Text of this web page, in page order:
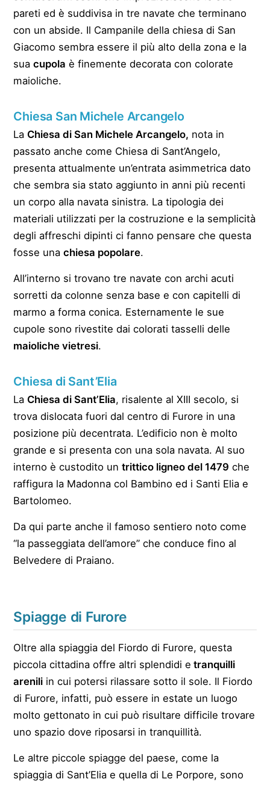
pareti ed è suddivisa in tre navate che terminano
con un abside. Il Campanile della chiesa di San
Giacomo sembra essere il più alto della zona e la
suacupola è finemente decorata con colorate
maioliche.
Chiesa San Michele Arcangelo
La Chiesa di San Michele Arcangelo, nota in
passato anche come Chiesa di Sant’Angelo,
presenta attualmente un’entrata asimmetrica dato
che sembra sia stato aggiunto in anni più recenti
un corpo alla navata sinistra. La tipologia dei
materiali utilizzati per la costruzione e la semplicità
degli affreschi dipinti ci fanno pensare che questa
fosse unachiesa popolare.
All’interno si trovano tre navate con archi acuti
sorretti da colonne senza base e con capitelli di
marmo a forma conica. Esternamente le sue
cupole sono rivestite dai colorati tasselli delle
maioliche vietresi.
Chiesa di Sant’Elia
La Chiesa di Sant’Elia, risalente al XIII secolo, si
trova dislocata fuori dal centro di Furore in una
posizione più decentrata. L’edificio non è molto
grande e si presenta con una sola navata. Al suo
interno è custodito untrittico ligneo del 1479 che
raffigura la Madonna col Bambino ed i Santi Elia e
Bartolomeo.
Da qui parte anche il famoso sentiero noto come
“la passeggiata dell’amore” che conduce fino al
Belvedere di Praiano.
Spiagge di Furore
Oltre alla spiaggia del Fiordo di Furore, questa
piccola cittadina offre altri splendidi e tranquilli
arenili in cui potersi rilassare sotto il sole. Il Fiordo
di Furore, infatti, può essere in estate un luogo
molto gettonato in cui può risultare difficile trovare
uno spazio dove riposarsi in tranquillità.
Le altre piccole spiagge del paese, come la
spiaggia di Sant’Elia e quella di Le Porpore, sono